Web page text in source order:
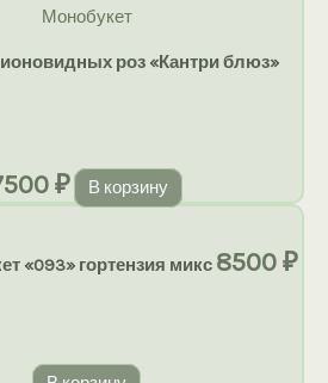
Монобукет
роз «Кантри блюз»
₽ В корзину
«093» гортензия микс 8500₽